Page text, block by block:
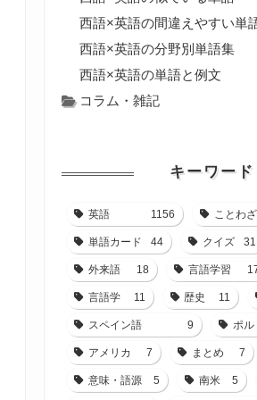
西語×英語の間違えやすい単
西語×英語の分野別単語集
西語×英語の単語と例文
コラム・雑記
キーワード
英語 1156 ことわ
単語カード 44 クイズ 31
外来語 18 言語学習
言語学 11 歴史 11
スペイン語 9 ポル
アメリカ 7 まとめ 7
意味・語源 5 南米 5